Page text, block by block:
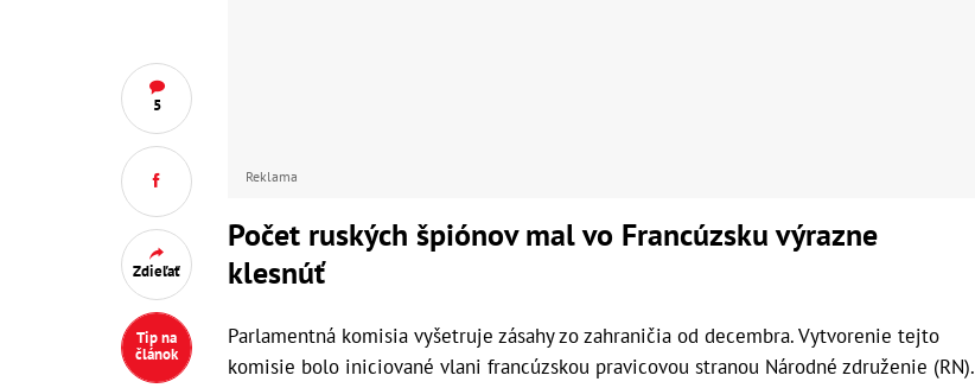
5
Zdieľať
Tip na
článok
Reklama
Počet ruských špiónov mal vo Francúzsku výrazne
klesnúť
Parlamentná komisia vyšetruje zásahy zo zahraničia od decembra. Vytvorenie tejto
komisie bolo iniciované vlani francúzskou pravicovou stranou Národné združenie (RN).